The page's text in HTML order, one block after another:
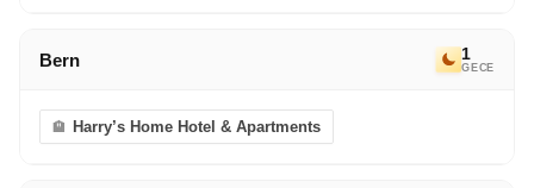
Bern 1
GECE
Harry’s Home Hotel & Apartments